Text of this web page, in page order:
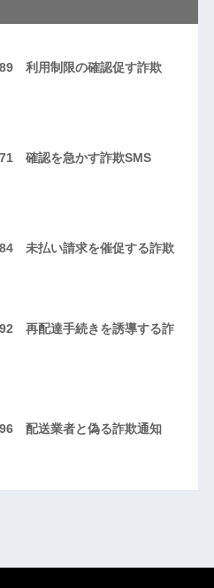
利用制限の確認促す詐欺
確認を急かす詐欺SMS
未払い請求を催促する詐欺
再配達手続きを誘導する詐
配送業者と偽る詐欺通知